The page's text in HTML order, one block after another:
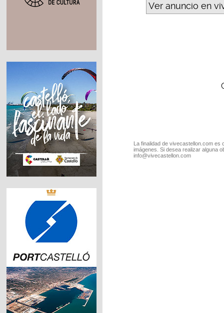
Ver anuncio en
La finalidad de vivecastellon.com
imágenes. Si desea realizar alguna
info@vivecastellon.com